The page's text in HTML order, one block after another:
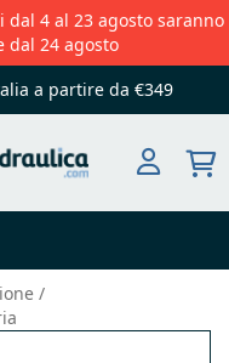
4 al 23 agosto saranno
dal 24 agosto
a partire da €349